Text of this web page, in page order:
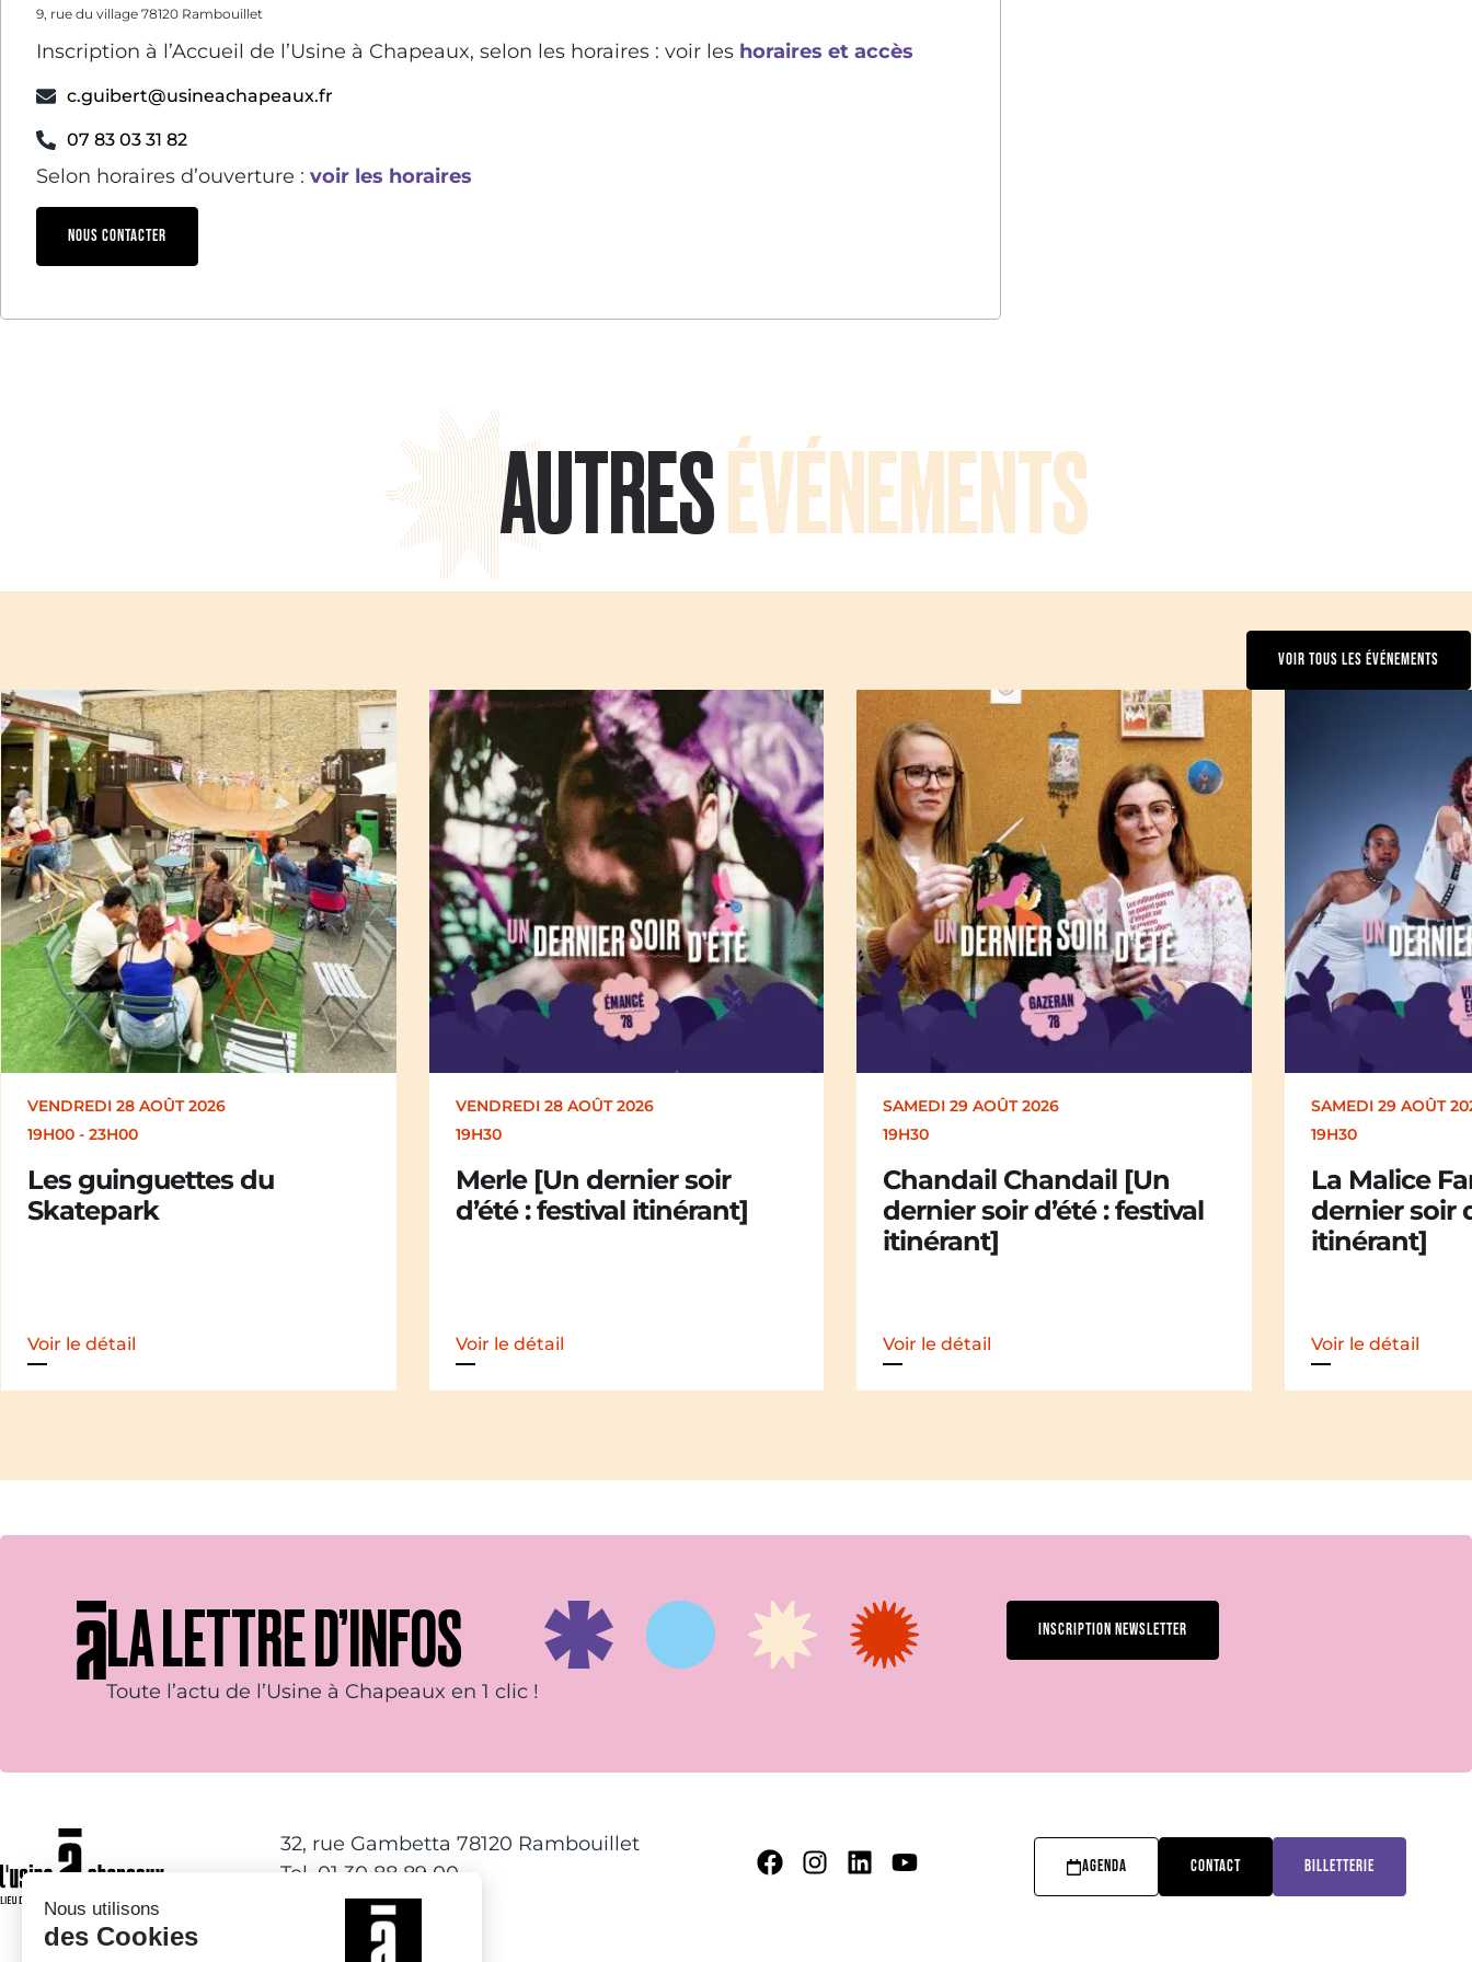
9, rue du village 78120 Rambouillet
Inscription à l’Accueil de l’Usine à Chapeaux, selon les horaires : voir les horaires et accès
c.guibert@usineachapeaux.fr
07 83 03 31 82
Selon horaires d’ouverture : voir les horaires
NOUS CONTACTER
AUTRESÉVÉNEMENTS
VOIR TOUS LES ÉVÉNEMENTS
VENDREDI 28 AOÛT 2026
19H30
Merle [Un dernier soir
d’été : festival itinérant]
Voir le détail
SAMEDI 29 AOÛT 2026
19H30
Chandail Chandail [Un
dernier soir d’été : festival
Voir le détail
SAMEDI 29 AOÛT 2026
19H30
La Malice Family [Un
dernier soir d’été : festival
itinérant]
Voir le détail
DIMANCHE 30
17H00
Kakamü
d’été :
Voir le détail
LA LETTRE D’INFOS
Toute l’actu de l’Usine à Chapeaux en 1 clic !
INSCRIPTION NEWSLETTER
32, rue Gambetta 78120 Rambouillet
Tel. 01 30 88 89 00
AGENDA CONTACT BILLETTERIE